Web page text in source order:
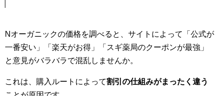
Nオーガニックの価格を調べると、サイトによって「公式が
一番安い」「楽天がお得」「スギ薬局のクーポンが最強」
と意見がバラバラで混乱しませんか。
これは、購入ルートによって割引の仕組みがまったく違う